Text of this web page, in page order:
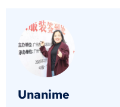
Unanime